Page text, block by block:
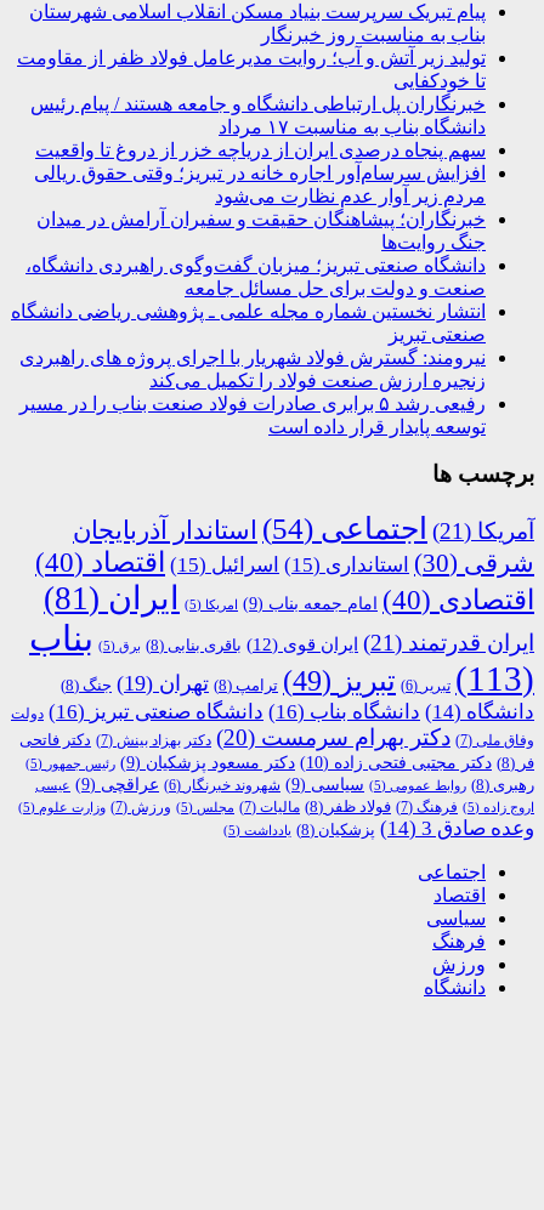
پیام تبریک سرپرست بنیاد مسکن انقلاب اسلامی شهرستان
بناب به مناسبت روز خبرنگار
تولید زیر آتش و آب؛ روایت مدیرعامل فولاد ظفر از مقاومت
تا خودکفایی
خبرنگاران پل ارتباطی دانشگاه و جامعه هستند / پیام رئیس
دانشگاه بناب به مناسبت ۱۷ مرداد
سهم پنجاه درصدی ایران از دریاچه خزر از دروغ تا واقعیت
افزایش سرسام‌آور اجاره خانه در تبریز؛ وقتی حقوق ریالی
مردم زیر آوار عدم نظارت می‌شود
خبرنگاران؛ پیشاهنگان حقیقت و سفیران آرامش در میدان
جنگ روایت‌ها
دانشگاه صنعتی تبریز؛ میزبان گفت‌وگوی راهبردی دانشگاه،
صنعت و دولت برای حل مسائل جامعه
انتشار نخستین شماره مجله علمی ـ پژوهشی ریاضی دانشگاه
صنعتی تبریز
نیرومند: گسترش فولاد شهریار با اجرای پروژه های راهبردی
زنجیره ارزش صنعت فولاد را تکمیل می‌کند
رفیعی رشد ۵ برابری صادرات فولاد صنعت بناب را در مسیر
توسعه پایدار قرار داده است
برچسب ها
آمریکا (21) اجتماعی (54)
استاندار آذربایجان
شرقی (30) استانداری (15) اسرائیل (15) اقتصاد (40)
اقتصادی (40) امام جمعه بناب (9) امریکا (5) ایران (81)
ایران قدرتمند (21) ایران قوی (12) باقری بنابی (8) برق (5)
بناب
(113)
تبریر (6) تبریز (49) ترامپ (8) تهران (19) جنگ (8)
دانشگاه (14) دانشگاه بناب (16) دانشگاه صنعتی تبریز (16)
دولت
وفاق ملی (7) دکتر بهرام سرمست (20) دکتر بهزاد بینش (7)
دکتر فاتحی
فر (8) دکتر مجتبی فتحی زاده (10) دکتر مسعود پزشکیان (9) رئیس جمهور (5)
رهبری (8) روابط عمومی (5) سیاسی (9) شهروند خبرنگار (6) عراقچی (9)
عیسی
اروج زاده (5) فرهنگ (7) فولاد ظفر (8) مالیات (7) مجلس (5) ورزش (7) وزارت علوم (5)
وعده صادق 3 (14) پزشکیان (8) یادداشت (5)
اجتماعی
اقتصاد
سیاسی
فرهنگ
ورزش
دانشگاه